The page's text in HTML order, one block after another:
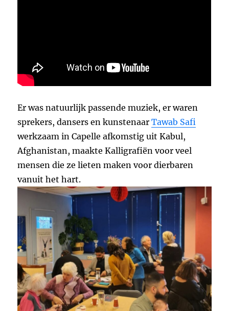
Er was natuurlijk passende muziek, er waren
sprekers, dansers en kunstenaarTawab Safi
werkzaam in Capelle afkomstig uit Kabul,
Afghanistan, maakte Kalligrafiën voor veel
mensen die ze lieten maken voor dierbaren
vanuit het hart.